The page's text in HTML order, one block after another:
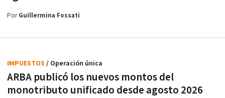
PorGuillermina Fossati
ARBA publicó los nuevos montos del
monotributo unificado desde agosto 2026
IMPUESTOS / Operación única